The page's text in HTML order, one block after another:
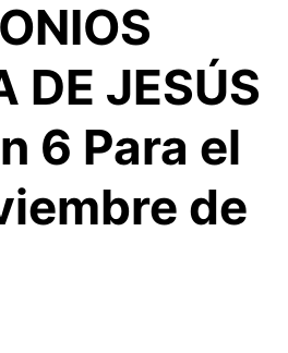
DE JESÚS
6 Para el
de